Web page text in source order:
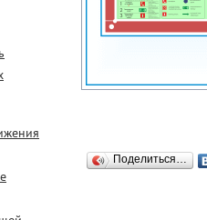
Поделиться…